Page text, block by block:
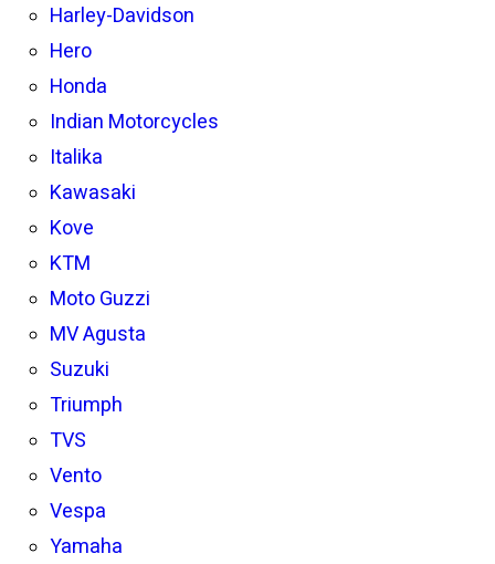
Harley-Davidson
Hero
Honda
Indian Motorcycles
Italika
Kawasaki
Kove
KTM
Moto Guzzi
MV Agusta
Suzuki
Triumph
TVS
Vento
Vespa
Yamaha